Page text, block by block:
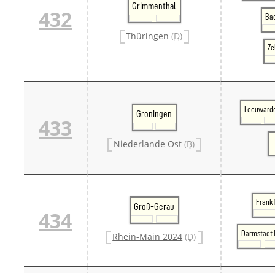
432
Grimmenthal
Thüringen (D)
433
Groningen
Niederlande Ost (B)
434
Groß-Gerau
Rhein-Main 2024 (D) Darmstadt